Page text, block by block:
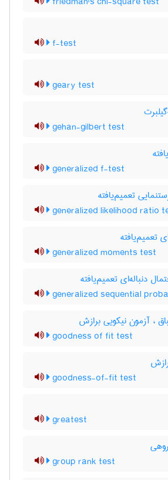
f-test
geary test
gehan-gilbert test
generalized f-test
تعمیم‌یافته
generalized likelihood ratio
تعمیم‌یافته
generalized moments test
دنباله‌ای تعمیم‌یافته
generalized sequential
، آزمون نیکویی برازش
goodness of fit test
goodness-of-fit test
greatest
group rank test